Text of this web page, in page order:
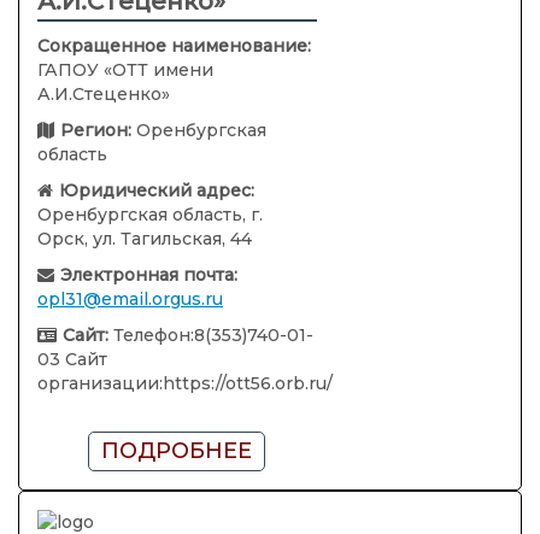
Сокращенное наименование:
ГАПОУ «ОТТ имени
А.И.Стеценко»
Регион: Оренбургская
область
Юридический адрес:
Оренбургская область, г.
Орск, ул. Тагильская, 44
Электронная почта:
opl31@email.orgus.ru
Сайт: Телефон:8(353)740-01-
03 Сайт
организации:https://ott56.orb.ru/
ПОДРОБНЕЕ